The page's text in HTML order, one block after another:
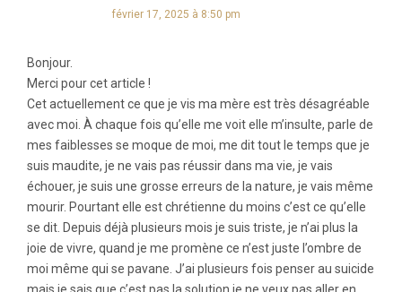
février 17, 2025 à 8:50 pm
Bonjour.
Merci pour cet article !
Cet actuellement ce que je vis ma mère est très désagréable
avec moi. À chaque fois qu’elle me voit elle m’insulte, parle de
mes faiblesses se moque de moi, me dit tout le temps que je
suis maudite, je ne vais pas réussir dans ma vie, je vais
échouer, je suis une grosse erreurs de la nature, je vais même
mourir. Pourtant elle est chrétienne du moins c’est ce qu’elle
se dit. Depuis déjà plusieurs mois je suis triste, je n’ai plus la
joie de vivre, quand je me promène ce n’est juste l’ombre de
moi même qui se pavane. J’ai plusieurs fois penser au suicide